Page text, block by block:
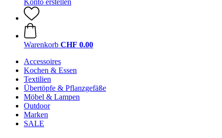
Konto erstellen
Warenkorb CHF 0.00
Accessoires
Kochen & Essen
Textilien
Übertöpfe & Pflanzgefäße
Möbel & Lampen
Outdoor
Marken
SALE